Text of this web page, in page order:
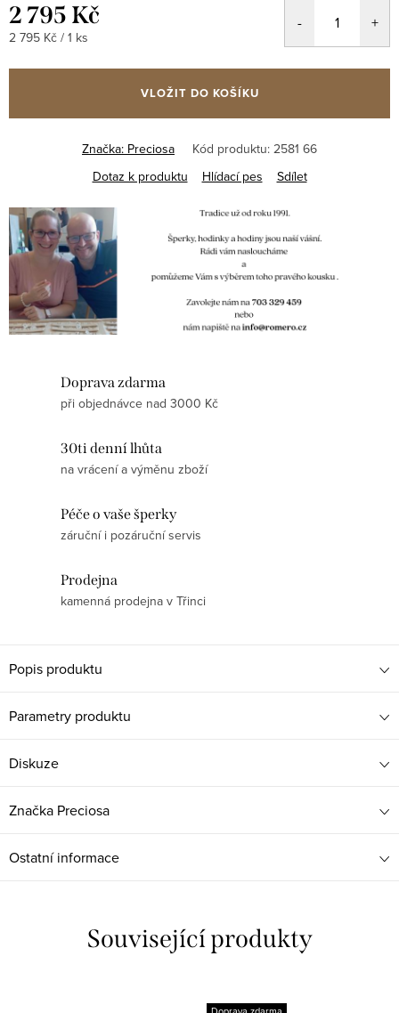
2 795 Kč
Měrná
2 795 Kč / 1 ks
VLOŽIT DO KOŠÍKU
Značka: Preciosa Kód produktu: 2581 66
Dotaz k produktu
Hlídací pes Sdílet
Doprava zdarma
při objednávce nad 3000 Kč
30ti denní lhůta
na vrácení a výměnu zboží
Péče o vaše šperky
záruční i pozáruční servis
Prodejna
kamenná prodejna v Třinci
Popis produktu
Parametry produktu
Diskuze
Značka Preciosa
Ostatní informace
Související produkty
Chcete získat
100 Kč slevu
na svůj první